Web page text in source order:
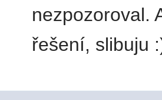
nezpozoroval.
řešení, slibuju